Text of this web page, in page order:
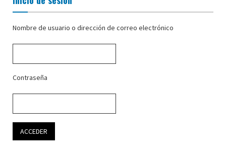
Nombre de usuario o dirección de correo electrónico
Contraseña